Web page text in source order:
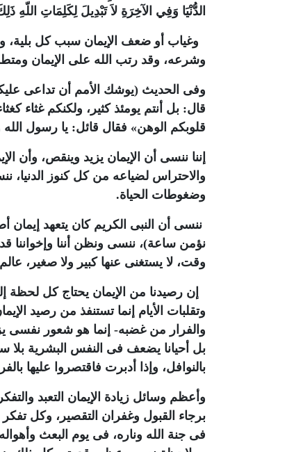
الدُّنْيَا وَفِي الآخِرَةِ لاَ تَبْدِيلَ لِكَلِمَاتِ اللّهِ
وغياب أو ضعف الإيمان سبب كل بلية،
وشرعه، وقد رتب الله على الإيمان
وفى الحديث (يوشك الأمم أن تداعى
قال: بل أنتم يومئذ كثير، ولكنكم غثاء
قلوبكم الوهن» فقال قائل: يا رسول
إننا ننسى أن الإيمان يزيد وينقص، وأن
والاحتراس لضياعه من كل كنوز الدنيا،
وضغوطات الحياة.
ننسى أن النبى الكريم كان يتعهد إيمان
نؤمن ساعة)، ننسى ونظن أننا وإخواننا
وقت، لا يستغنى عنها كبير ولا صغير،
إن رصيدنا من الإيمان يحتاج كل لحظة
وتقلبات الأيام إنما تستنفذ من رصيد
والفرار من غضبه- إنما هو شعور نفسى
بل أحيانا يضعف فى النفس البشرية بلا
بالنوافل، وإذا أدبرت فاقتصروا عليها
وأعظم وسائل زيادة الإيمان التعبد
برجاء القبول وغفران التقصير، وكل
فى جنة الله وناره، فى يوم البعث